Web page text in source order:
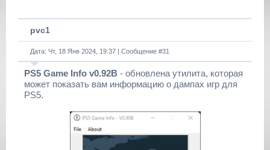
pvc1
Дата: Чт, 18 Янв 2024, 19:37 | Сообщение #31
PS5 Game Info v0.92B - обновлена утилита, которая
может показать вам информацию о дампах игр для
PS5.